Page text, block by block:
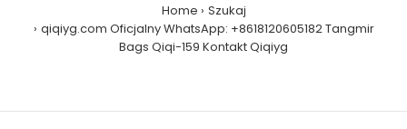
Home
Szukaj
qiqiyg.com Oficjalny WhatsApp: +8618120605182 Tangmir
Bags Qiqi-159 Kontakt Qiqiyg